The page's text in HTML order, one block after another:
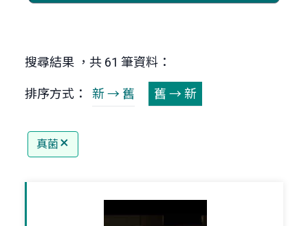
搜尋結果 ，共 61 筆資料：
排序方式： 新 → 舊 舊 → 新
真菌